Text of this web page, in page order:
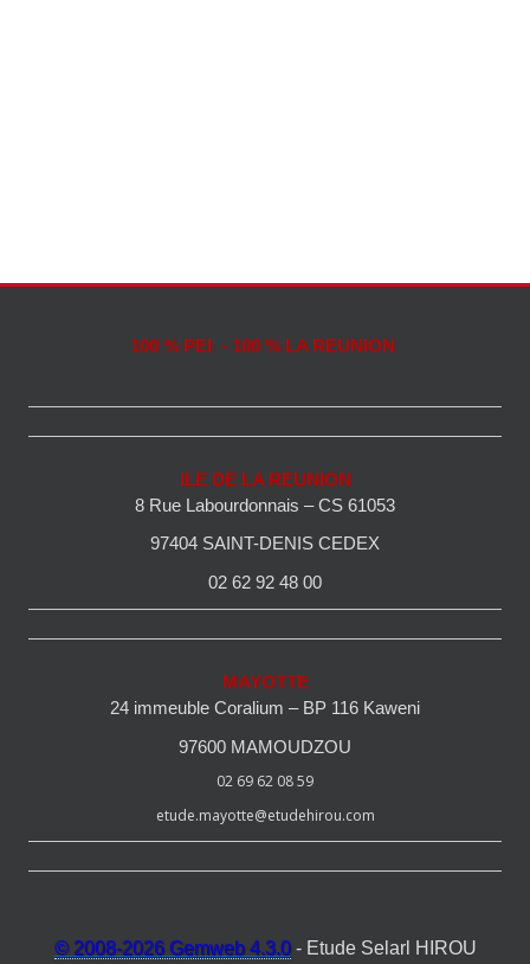
100 % PEI - 100 % LA REUNION
ILE DE LA REUNION
8 Rue Labourdonnais – CS 61053
97404 SAINT-DENIS CEDEX
02 62 92 48 00
MAYOTTE
24 immeuble Coralium – BP 116 Kaweni
97600 MAMOUDZOU
02 69 62 08 59
etude.mayotte@etudehirou.com
© 2008-2026 Gemweb 4.3.0- Etude Selarl HIROU